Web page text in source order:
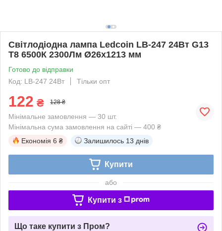
Світлодіодна лампа Ledcoin LB-247 24Вт G13
Т8 6500К 2300Лм Ø26x1213 мм
Готово до відправки
Код: LB-247 24Вт
Тільки опт
122 ₴ 128 ₴
Мінімальне замовлення — 30 шт.
Мінімальна сума замовлення на сайті — 400 ₴
Економія 6 ₴ Залишилось 13 днів
Купити
або
Купити з
Що таке купити з Пром?